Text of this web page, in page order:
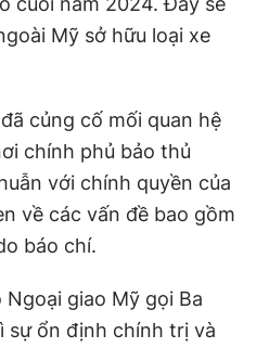
Mỹ sở hữu loại xe
củng cố mối quan hệ
chính phủ bảo thủ
với chính quyền của
về các vấn đề bao gồm
báo chí.
giao Mỹ gọi Ba
sự ổn định chính trị và